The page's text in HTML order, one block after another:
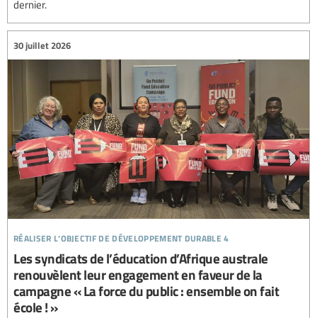
dernier.
réaliser l’objectif de développement durable 4
30 juillet 2026
Les syndicats de l’éducation d’Afrique australe
renouvèlent leur engagement en faveur de la
campagne « La force du public : ensemble on fait
école ! »